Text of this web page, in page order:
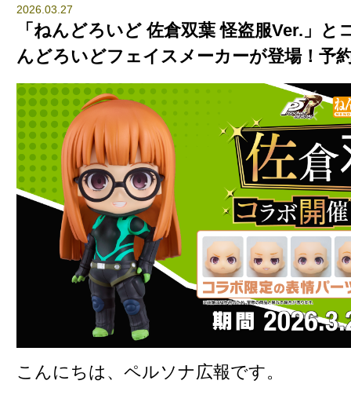
2026.03.27
「ねんどろいど 佐倉双葉 怪盗服Ver.」と
んどろいどフェイスメーカーが登場！予
こんにちは、ペルソナ広報です。